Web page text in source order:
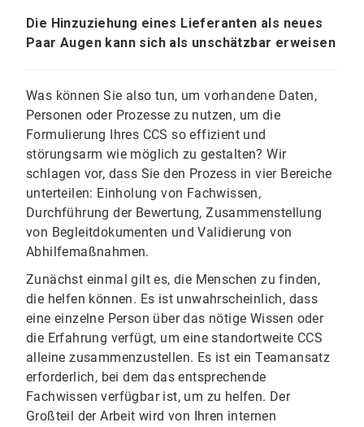
Die Hinzuziehung eines Lieferanten als neues
Paar Augen kann sich als unschätzbar erweisen
Was können Sie also tun, um vorhandene Daten,
Personen oder Prozesse zu nutzen, um die
Formulierung Ihres CCS so effizient und
störungsarm wie möglich zu gestalten? Wir
schlagen vor, dass Sie den Prozess in vier Bereiche
unterteilen: Einholung von Fachwissen,
Durchführung der Bewertung, Zusammenstellung
von Begleitdokumenten und Validierung von
Abhilfemaßnahmen.
Zunächst einmal gilt es, die Menschen zu finden,
die helfen können. Es ist unwahrscheinlich, dass
eine einzelne Person über das nötige Wissen oder
die Erfahrung verfügt, um eine standortweite CCS
alleine zusammenzustellen. Es ist ein Teamansatz
erforderlich, bei dem das entsprechende
Fachwissen verfügbar ist, um zu helfen. Der
Großteil der Arbeit wird von Ihren internen